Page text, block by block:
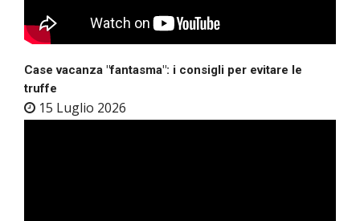
Case vacanza "fantasma": i consigli per evitare le
truffe
15 Luglio 2026